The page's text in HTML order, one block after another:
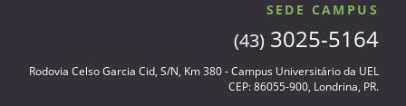
SEDE CAMPUS
(43) 3025-5164
Rodovia Celso Garcia Cid, S/N, Km 380 - Campus Universitário da UEL
CEP: 86055-900, Londrina, PR.